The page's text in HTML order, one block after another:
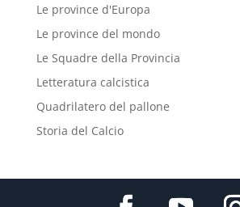
Le province d'Europa
Le province del mondo
Le Squadre della Provincia
Letteratura calcistica
Quadrilatero del pallone
Storia del Calcio